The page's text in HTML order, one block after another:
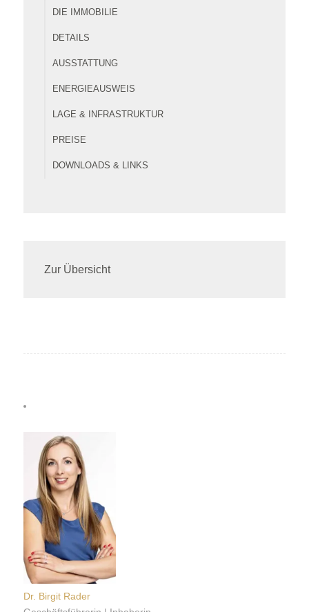
DIE IMMOBILIE
DETAILS
AUSSTATTUNG
ENERGIEAUSWEIS
LAGE & INFRASTRUKTUR
PREISE
DOWNLOADS & LINKS
Zur Übersicht
Dr. Birgit Rader